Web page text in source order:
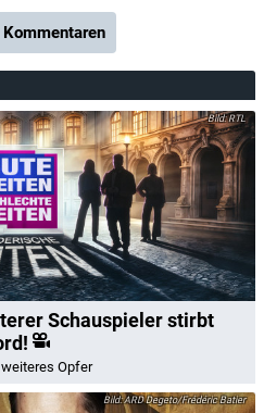
RTL
Schauspieler stirbt
Opfer
ARD Degeto/Frédéric Batier